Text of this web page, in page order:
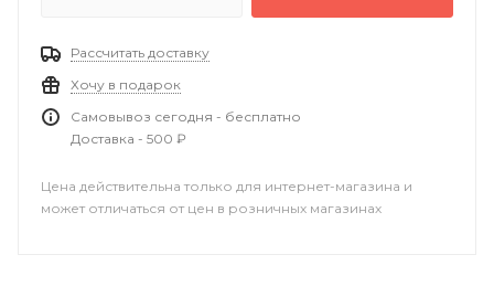
Рассчитать доставку
Хочу в подарок
Самовывоз сегодня - бесплатно
Доставка - 500 ₽
Цена действительна только для интернет-магазина и
может отличаться от цен в розничных магазинах